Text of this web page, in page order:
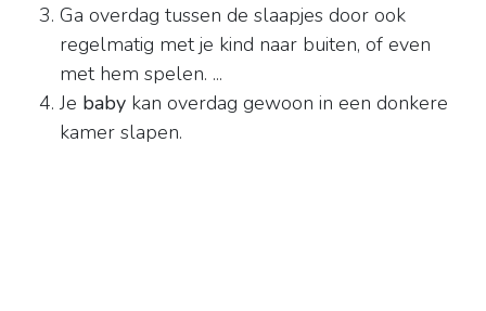
Ga overdag tussen de slaapjes door ook
regelmatig met je kind naar buiten, of even
met hem spelen. ...
Je baby kan overdag gewoon in een donkere
kamer slapen.